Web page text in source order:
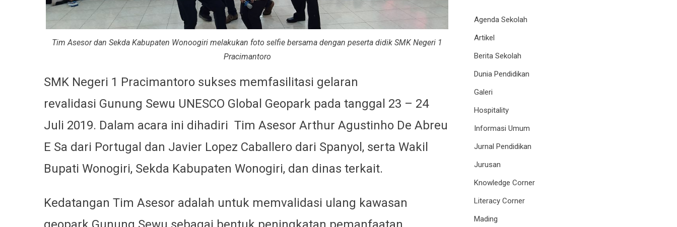
Tim Asesor dan Sekda Kabupaten Wonoogiri melakukan foto selfie bersama dengan peserta didik SMK Negeri 1
Pracimantoro
SMK Negeri 1 Pracimantoro sukses memfasilitasi gelaran
revalidasi Gunung Sewu UNESCO Global Geopark pada tanggal 23 – 24
Juli 2019. Dalam acara ini dihadiri Tim Asesor Arthur Agustinho De Abreu
E Sa dari Portugal dan Javier Lopez Caballero dari Spanyol, serta Wakil
Bupati Wonogiri, Sekda Kabupaten Wonogiri, dan dinas terkait.
Kedatangan Tim Asesor adalah untuk memvalidasi ulang kawasan
Agenda Sekolah
Artikel
Berita Sekolah
Dunia Pendidikan
Galeri
Hospitality
Informasi Umum
Jurnal Pendidikan
Jurusan
Knowledge Corner
Literacy Corner
Mading